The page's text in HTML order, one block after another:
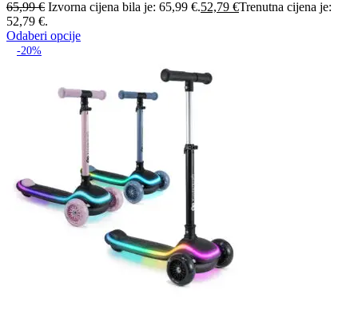
65,99€ Izvorna cijena bila je: 65,99 €.52,79 €Trenutna cijena je:
52,79 €.
Odaberi opcije
-20%